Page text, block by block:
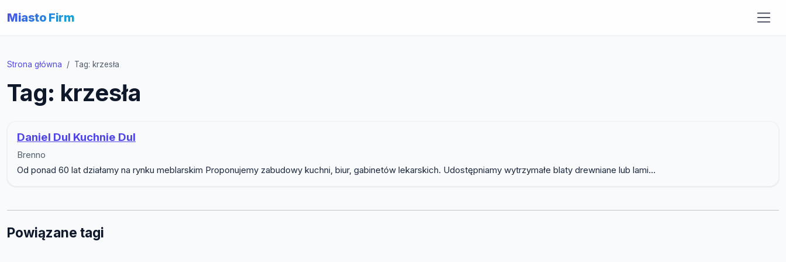
Miasto Firm
Strona główna Tag: krzesła
Tag: krzesła
Daniel Dul Kuchnie Dul
Brenno
Od ponad 60 lat działamy na rynku meblarskim Proponujemy zabudowy kuchni, biur, gabinetów lekarskich. Udostępniamy wytrzymałe blaty drewniane lub lami...
Powiązane tagi